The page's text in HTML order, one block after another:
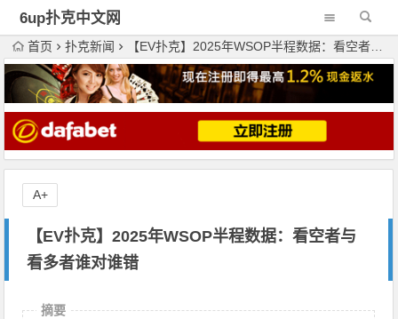
6up扑克中文网
首页 扑克新闻 【EV扑克】2025年WSOP半程数据：看空者与看多者谁对谁错
【EV扑克】2025年WSOP半程数据：看空者与
看多者谁对谁错
A+
摘要